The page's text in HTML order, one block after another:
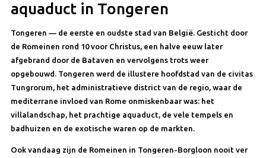
aquaduct in Tongeren
Tongeren — de eerste en oudste stad van België. Gesticht door
de Romeinen rond 10 voor Christus, een halve eeuw later
afgebrand door de Bataven en vervolgens trots weer
opgebouwd. Tongeren werd de illustere hoofdstad van de civitas
Tungrorum, het administratieve district van de regio, waar de
mediterrane invloed van Rome onmiskenbaar was: het
villalandschap, het prachtige aquaduct, de vele tempels en
badhuizen en de exotische waren op de markten.
Ook vandaag zijn de Romeinen in Tongeren-Borgloon nooit ver